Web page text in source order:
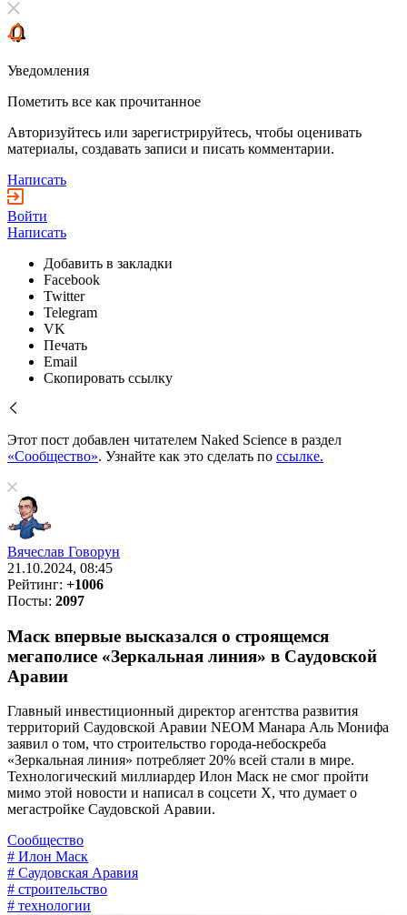
Уведомления
Пометить все как прочитанное
Авторизуйтесь или зарегистрируйтесь, чтобы оценивать
материалы, создавать записи и писать комментарии.
Написать
Войти
Написать
Добавить в закладки
Facebook
Twitter
Telegram
VK
Печать
Email
Скопировать ссылку
Этот пост добавлен читателем Naked Science в раздел
«Сообщество». Узнайте как это сделать по ссылке.
Вячеслав Говорун
21.10.2024, 08:45
Рейтинг: +1006
Посты: 2097
Маск впервые высказался о строящемся
мегаполисе «Зеркальная линия» в Саудовской
Аравии
Главный инвестиционный директор агентства развития
территорий Саудовской Аравии NEOM Манара Аль Монифа
заявил о том, что строительство города-небоскреба
«Зеркальная линия» потребляет 20% всей стали в мире.
Технологический миллиардер Илон Маск не смог пройти
мимо этой новости и написал в соцсети Х, что думает о
мегастройке Саудовской Аравии.
Сообщество
# Илон Маск
# Саудовская Аравия
# строительство
# технологии